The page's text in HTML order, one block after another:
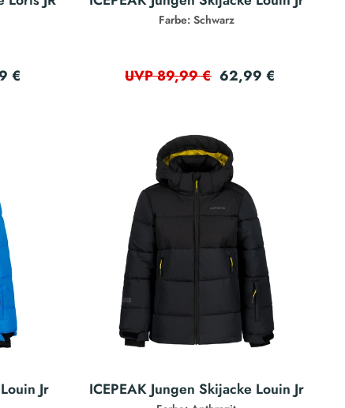
€
Farbe: Schwarz
UVP 89,99 € 62,99 €
Jr ICEPEAK Jungen Skijacke Louin Jr